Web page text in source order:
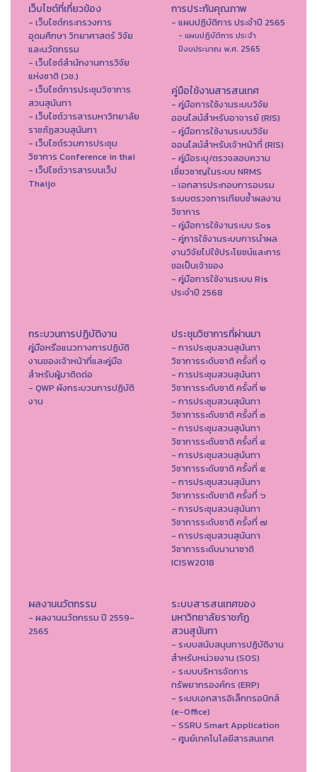
เว็บไซต์ที่เกี่ยวข้อง
- เว็บไซต์กระทรวงการ
อุดมศึกษา วิทยาศาสตร์ วิจัย
และนวัตกรรม
- เว็บไซต์สำนักงานการวิจัย
แห่งชาติ (วช.)
- เว็บไซต์การประชุมวิชาการ
สวนสุนันทา
- เว็บไซต์วารสารมหาวิทยาลัย
ราชภัฏสวนสุนันทา
- เว็บไซต์รวมการประชุม
วิชาการ Conference in thai
- เว็ปไซต์วารสารบนเว็ป
Thaijo
การประกันคุณภาพ
- แผนปฏิบัติการ ประจำปี 2565
- แผนปฏิบัติการ ประจำ
ปีงบประมาณ พ.ศ. 2565
คู่มือใช้งานสารสนเทศ
- คู่มือการใช้งานระบบวิจัย
ออนไลน์สำหรับอาจารย์ (RIS)
- คู่มือการใช้งานระบบวิจัย
ออนไลน์สำหรับเจ้าหน้าที่ (RIS)
- คู่มือระบุ/ตรวจสอบความ
เชี่ยวชาญในระบบ NRMS
- เอกสารประกอบการอบรม
ระบบตรวจการเทียบซ้ำผลงาน
วิชาการ
- คู่มือการใช้งานระบบ Sos
- คู่การใช้งานระบบการนำผล
งานวิจัยไปใช้ประโยชน์และการ
ขอเป็นเจ้าของ
- คู่มือการใช้งานระบบ Ris
ประจำปี 2568
กระบวนการปฏิบัติงาน
คู่มือหรือแนวทางการปฏิบัติ
งานของเจ้าหน้าที่และคู่มือ
สำหรับผู้มาติดต่อ
- QWP ผังกระบวนการปฏิบัติ
งาน
ประชุมวิชาการที่ผ่านมา
- การประชุมสวนสุนันทา
วิชาการระดับชาติ ครั้งที่ ๑
- การประชุมสวนสุนันทา
วิชาการระดับชาติ ครั้งที่ ๒
- การประชุมสวนสุนันทา
วิชาการระดับชาติ ครั้งที่ ๓
- การประชุมสวนสุนันทา
วิชาการระดับชาติ ครั้งที่ ๔
- การประชุมสวนสุนันทา
วิชาการระดับชาติ ครั้งที่ ๕
- การประชุมสวนสุนันทา
วิชาการระดับชาติ ครั้งที่ ๖
- การประชุมสวนสุนันทา
วิชาการระดับชาติ ครั้งที่ ๗
- การประชุมสวนสุนันทา
วิชาการระดับนานาชาติ
ICISW2018
ผลงานนวัตกรรม
- ผลงานนวัตกรรม ปี 2559-
2565
ระบบสารสนเทศของ
มหาวิทยาลัยราชภัฏ
สวนสุนันทา
- ระบบสนับสนุนการปฏิบัติงาน
สำหรับหน่วยงาน (SOS)
- ระบบบริหารจัดการ
ทรัพยากรองค์กร (ERP)
- ระบบเอกสารอิเล็กทรอนิกส์
(e-Office)
- SSRU Smart Application
- ศูนย์เทคโนโลยีสารสนเทศ